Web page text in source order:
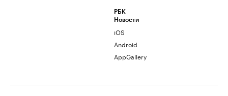
РБК
Новости
iOS
Android
AppGallery